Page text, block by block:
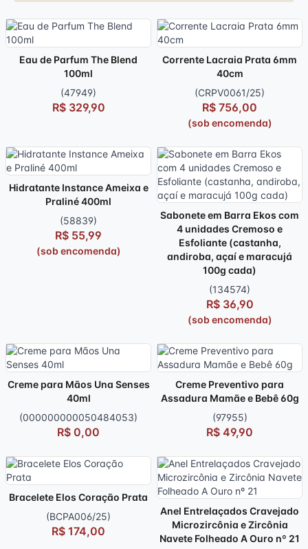
Eau de Parfum The Blend
100ml
(47949)
R$ 329,90
Corrente Lacraia Prata 6mm
40cm
(CRPV0061/25)
R$ 756,00
(sob encomenda)
Hidratante Instance Ameixa e
Praliné 400ml
(58839)
R$ 55,99
(sob encomenda)
Sabonete em Barra Ekos com
4 unidades Cremoso e
Esfoliante (castanha,
andiroba, açaí e maracujá
100g cada)
(134574)
R$ 36,90
(sob encomenda)
Creme para Mãos Una Senses
40ml
(000000000050484053)
R$ 0,00
Creme Preventivo para
Assadura Mamãe e Bebê 60g
(97955)
R$ 49,90
Bracelete Elos Coração Prata
(BCPA006/25)
R$ 174,00
Anel Entrelaçados Cravejado
Microzircônia e Zircônia
Navete Folheado A Ouro nº 21